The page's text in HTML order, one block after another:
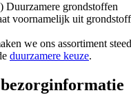
Duurzamere grondstoffen
voornamelijk uit
we ons assortiment
duurzamere keuze.